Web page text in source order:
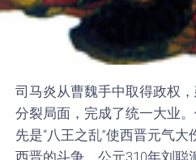
司马炎从曹魏手中取得政权
分裂局面，完成了统一大业
先是“八王之乱”使西晋元气
西晋的斗争。公元310年刘聪